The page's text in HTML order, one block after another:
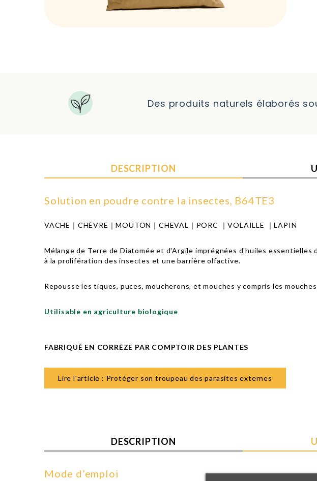
Des produits naturels élaborés
DESCRIPTION
Solution en poudre contre la insectes, B64TE3
VACHE｜CHÈVRE｜MOUTON｜CHEVAL｜PORC ｜VOLAILLE ｜LAPIN
Mélange de Terre de Diatomée et d'Argile imprégnées d'huiles
à la prolifération des insectes et une barrière olfactive.
Repousse les tiques, puces, moucherons, et mouches y compris les
Utilisable en agriculture biologique
FABRIQUÉ EN CORRÈZE PAR COMPTOIR DES PLANTES
Lire l'article : Protéger son troupeau des parasites externes
DESCRIPTION
Mode d’emploi